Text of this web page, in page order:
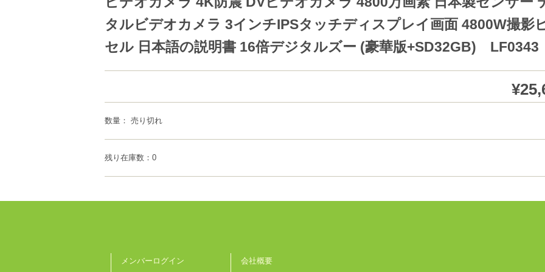
タルビデオカメラ 3インチIPSタッチディスプレイ画面 4800W撮影
セル 日本語の説明書 16倍デジタルズー (豪華版+SD32GB) LF0343
数量： 売り切れ
残り在庫数：0
メンバーログイン
会社概要